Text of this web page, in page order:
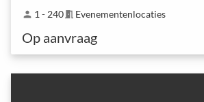
person 1 - 240meeting_room Evenementenlocaties
Op aanvraag